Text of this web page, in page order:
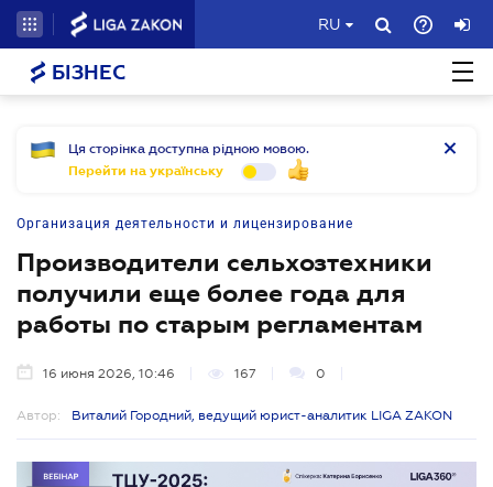
RU
БІЗНЕС
Ця сторінка доступна рідною мовою.
Перейти на українську
Организация деятельности и лицензирование
Производители сельхозтехники
получили еще более года для
работы по старым регламентам
16 июня 2026, 10:46 167 0
Автор: Виталий Городний, ведущий юрист-аналитик LIGA ZAKON